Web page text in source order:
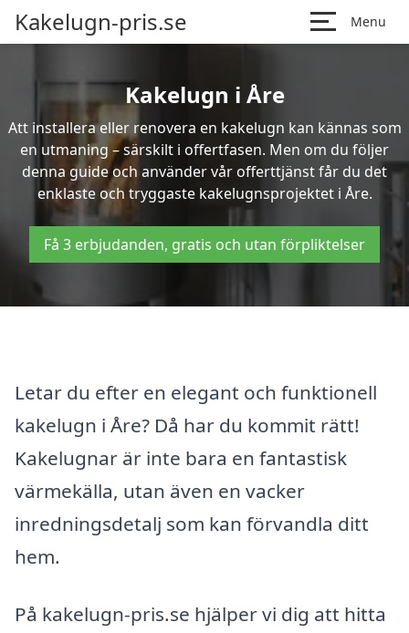
Kakelugn-pris.se Menu
Kakelugn i Åre
Att installera eller renovera en kakelugn kan kännas som
en utmaning – särskilt i offertfasen. Men om du följer
denna guide och använder vår offerttjänst får du det
enklaste och tryggaste kakelugnsprojektet i Åre.
Få 3 erbjudanden, gratis och utan förpliktelser
Letar du efter en elegant och funktionell
kakelugn i Åre? Då har du kommit rätt!
Kakelugnar är inte bara en fantastisk
värmekälla, utan även en vacker
inredningsdetalj som kan förvandla ditt
hem.
På kakelugn-pris.se hjälper vi dig att hitta